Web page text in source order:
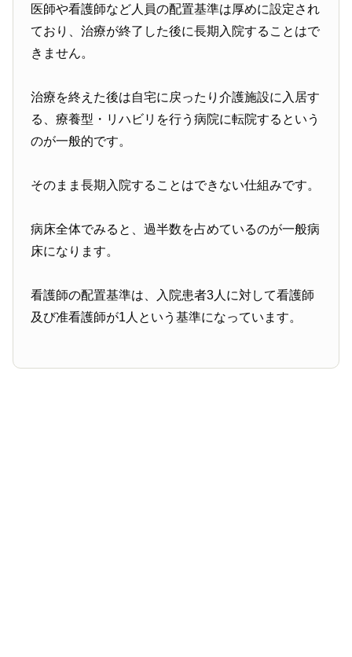
医師や看護師など人員の配置基準は厚めに設定され
ており、治療が終了した後に長期入院することはで
きません。
治療を終えた後は自宅に戻ったり介護施設に入居す
る、療養型・リハビリを行う病院に転院するという
のが一般的です。
そのまま長期入院することはできない仕組みです。
病床全体でみると、過半数を占めているのが一般病
床になります。
看護師の配置基準は、入院患者3人に対して看護師
及び准看護師が1人という基準になっています。